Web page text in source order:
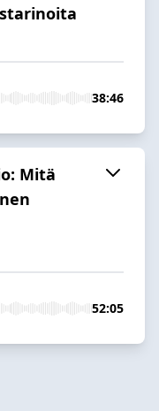
38:46
Mitä
52:05